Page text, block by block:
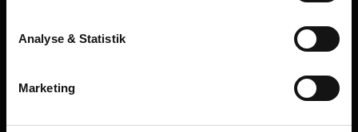
Für die Darstellung personalisierter Angebote, Anzeigen
und Inhalte aufgrund Ihres Nutzerverhaltens und Ihres
Zwecke zur Analyse und Optimierung unserer
Informationen. Diese übermitteln wir in anonymisierter
Analyse & Statistik
Marketing
können Sie sich gerne an unseren Kundenservice